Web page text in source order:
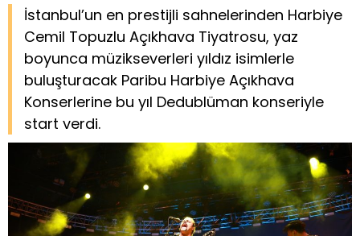
İstanbul’un en prestijli sahnelerinden Harbiye
Cemil Topuzlu Açıkhava Tiyatrosu, yaz
boyunca müzikseverleri yıldız isimlerle
buluşturacak Paribu Harbiye Açıkhava
Konserlerine bu yıl Dedublüman konseriyle
start verdi.